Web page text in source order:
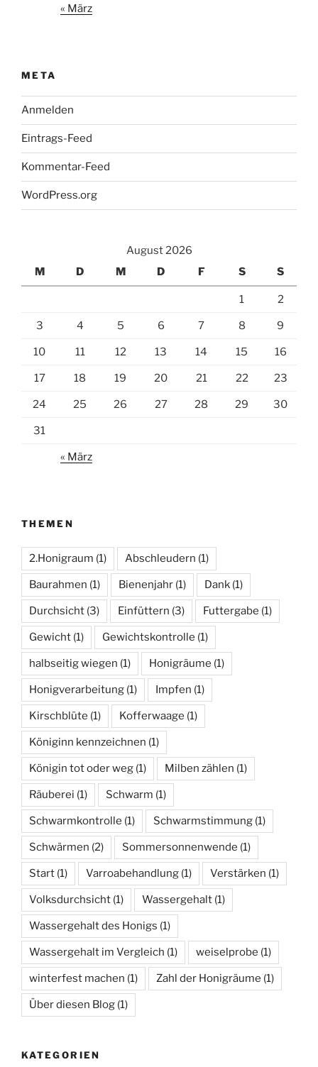
« März
META
Anmelden
Eintrags-Feed
Kommentar-Feed
WordPress.org
August 2026
M
D M D F S S
1 2
3 4 5 6 7 8 9
10 11 12 13 14 15 16
17 18 19 20 21 22 23
24 25 26 27 28 29 30
31
« März
THEMEN
2.Honigraum (1) Abschleudern (1)
Baurahmen (1) Bienenjahr (1) Dank (1)
Durchsicht (3) Einfüttern (3) Futtergabe (1)
Gewicht (1) Gewichtskontrolle (1)
halbseitig wiegen (1) Honigräume (1)
Honigverarbeitung (1) Impfen (1)
Kirschblüte (1) Kofferwaage (1)
Königinn kennzeichnen (1)
Königin tot oder weg (1) Milben zählen (1)
Räuberei (1) Schwarm (1)
Schwarmkontrolle (1) Schwarmstimmung (1)
Schwärmen (2) Sommersonnenwende (1)
Start (1) Varroabehandlung (1) Verstärken (1)
Volksdurchsicht (1) Wassergehalt (1)
Wassergehalt des Honigs (1)
Wassergehalt im Vergleich (1) weiselprobe (1)
winterfest machen (1) Zahl der Honigräume (1)
Über diesen Blog (1)
KATEGORIEN